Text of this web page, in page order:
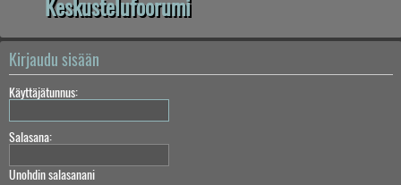
Keskustelufoorumi
Kirjaudu sisään
Käyttäjätunnus:
Salasana:
Unohdin salasanani